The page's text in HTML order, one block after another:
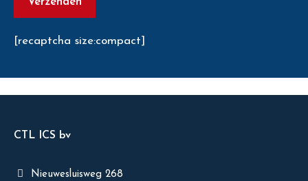
[recaptcha size:compact]
CTL ICS bv
Nieuwesluisweg 268